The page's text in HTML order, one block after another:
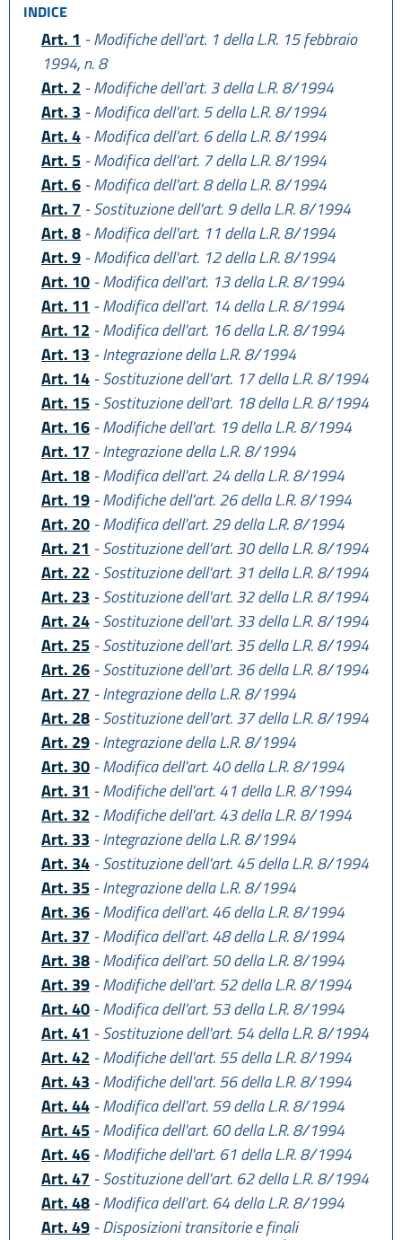
del Titolo I, e note alla legge, della
L.R. 15 febbraio 1994 n. 8
)
INDICE
Art. 1 - Modifiche dell'art. 1 della L.R. 15 febbraio
1994, n. 8
Art. 2 - Modifiche dell'art. 3 della L.R. 8/1994
Art. 3 - Modifica dell'art. 5 della L.R. 8/1994
Art. 4 - Modifica dell'art. 6 della L.R. 8/1994
Art. 5 - Modifica dell'art. 7 della L.R. 8/1994
Art. 6 - Modifica dell'art. 8 della L.R. 8/1994
Art. 7 - Sostituzione dell'art. 9 della L.R. 8/1994
Art. 8 - Modifica dell'art. 11 della L.R. 8/1994
Art. 9 - Modifica dell'art. 12 della L.R. 8/1994
Art. 10 - Modifica dell'art. 13 della L.R. 8/1994
Art. 11 - Modifica dell'art. 14 della L.R. 8/1994
Art. 12 - Modifica dell'art. 16 della L.R. 8/1994
Art. 13 - Integrazione della L.R. 8/1994
Art. 14 - Sostituzione dell'art. 17 della L.R. 8/1994
Art. 15 - Sostituzione dell'art. 18 della L.R. 8/1994
Art. 16 - Modifiche dell'art. 19 della L.R. 8/1994
Art. 17 - Integrazione della L.R. 8/1994
Art. 18 - Modifica dell'art. 24 della L.R. 8/1994
Art. 19 - Modifiche dell'art. 26 della L.R. 8/1994
Art. 20 - Modifica dell'art. 29 della L.R. 8/1994
Art. 21 - Sostituzione dell'art. 30 della L.R. 8/1994
Art. 22 - Sostituzione dell'art. 31 della L.R. 8/1994
Art. 23 - Sostituzione dell'art. 32 della L.R. 8/1994
Art. 24 - Sostituzione dell'art. 33 della L.R. 8/1994
Art. 25 - Sostituzione dell'art. 35 della L.R. 8/1994
Art. 26 - Sostituzione dell'art. 36 della L.R. 8/1994
Art. 27 - Integrazione della L.R. 8/1994
Art. 28 - Sostituzione dell'art. 37 della L.R. 8/1994
Art. 29 - Integrazione della L.R. 8/1994
Art. 30 - Modifica dell'art. 40 della L.R. 8/1994
Art. 31 - Modifiche dell'art. 41 della L.R. 8/1994
Art. 32 - Modifiche dell'art. 43 della L.R. 8/1994
Art. 33 - Integrazione della L.R. 8/1994
Art. 34 - Sostituzione dell'art. 45 della L.R. 8/1994
Art. 35 - Integrazione della L.R. 8/1994
Art. 36 - Modifica dell'art. 46 della L.R. 8/1994
Art. 37 - Modifica dell'art. 48 della L.R. 8/1994
Art. 38 - Modifica dell'art. 50 della L.R. 8/1994
Art. 39 - Modifiche dell'art. 52 della L.R. 8/1994
Art. 40 - Modifica dell'art. 53 della L.R. 8/1994
Art. 41 - Sostituzione dell'art. 54 della L.R. 8/1994
Art. 42 - Modifiche dell'art. 55 della L.R. 8/1994
Art. 43 - Modifiche dell'art. 56 della L.R. 8/1994
Art. 44 - Modifica dell'art. 59 della L.R. 8/1994
Art. 45 - Modifica dell'art. 60 della L.R. 8/1994
Art. 46 - Modifiche dell'art. 61 della L.R. 8/1994
Art. 47 - Sostituzione dell'art. 62 della L.R. 8/1994
Art. 48 - Modifica dell'art. 64 della L.R. 8/1994
Art. 49 - Disposizioni transitorie e finali